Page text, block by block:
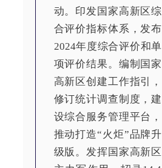
动。印发国家高新区综
合评价指标体系，发布
2024年度综合评价和单
项评价结果。编制国家
高新区创建工作指引，
修订统计调查制度，建
设综合服务管理平台，
推动打造“火炬”品牌升
级版。发挥国家高新区